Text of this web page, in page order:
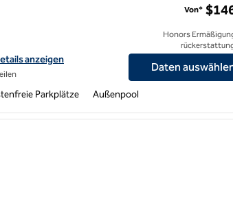
für Hilton Garden Inn Napa anzeigen
anzeigen
Von*
Honors
Daten
Parkplätze Außenpool